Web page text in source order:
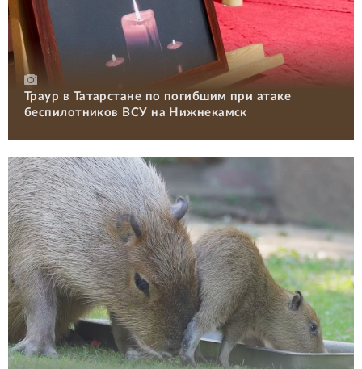
Траур в Татарстане по погибшим при атаке
беспилотников ВСУ на Нижнекамск